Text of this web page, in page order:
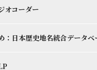
オコーダー
：日本歴史地名統合データベ